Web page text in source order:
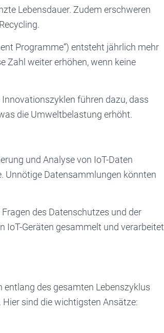
Lebensdauer. Zudem erschweren
Programme“) entsteht jährlich mehr
Zahl weiter erhöhen, wenn keine
führen dazu, dass
die Umweltbelastung erhöht.
und Analyse von IoT-Daten
Unnötige Datensammlungen könnten
des Datenschutzes und der
IoT-Geräten gesammelt und verarbeitet
des gesamten Lebenszyklus
sind die wichtigsten Ansätze: